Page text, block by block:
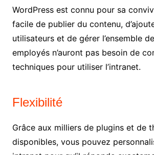
WordPress est connu pour sa
facile de publier du contenu,
utilisateurs et de gérer l’ensemble
employés n’auront pas besoin de
techniques pour utiliser l’intranet.
Flexibilité
Grâce aux milliers de plugins et de
disponibles, vous pouvez